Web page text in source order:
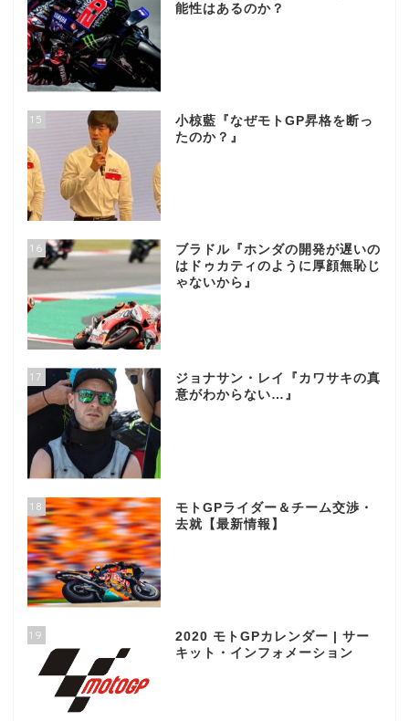
能性はあるのか？
15
小椋藍『なぜモトGP昇格を断っ
たのか？』
16
ブラドル『ホンダの開発が遅いの
はドゥカティのように厚顔無恥じ
ゃないから』
17
ジョナサン・レイ『カワサキの真
意がわからない…』
18
モトGPライダー＆チーム交渉・
去就【最新情報】
19
2020 モトGPカレンダー | サー
キット・インフォメーション